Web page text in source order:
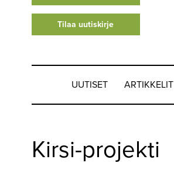
Tilaa uutiskirje
UUTISET ARTIKKELIT
ARTIKKELIT
Kirsi-projekti